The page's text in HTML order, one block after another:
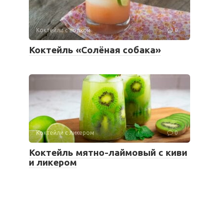
Коктейли с водкой 0
Коктейль «Солёная собака»
Коктейли с ликером 0
Коктейль мятно-лаймовый с киви
и ликером